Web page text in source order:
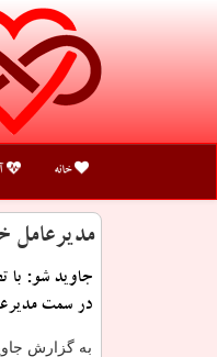
خانه
مدیرعامل
جاوید شو: با
در سمت
به گزارش